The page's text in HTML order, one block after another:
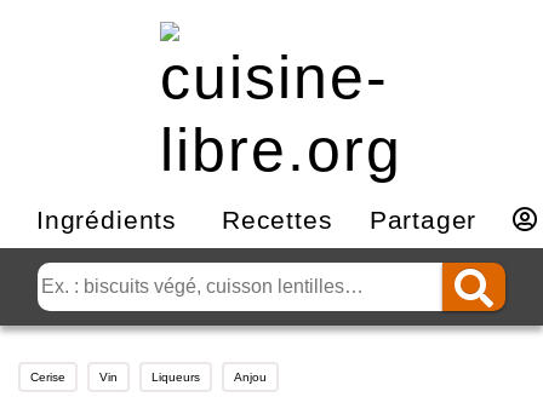
Ingrédients Recettes Partager
Cerise Vin Liqueurs Anjou